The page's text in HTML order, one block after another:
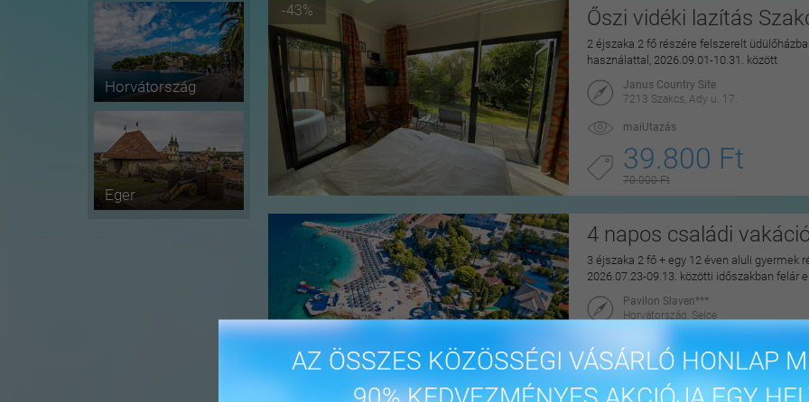
AZ ÖSSZES KÖZÖSSÉGI VÁSÁRLÓ HONLAP
Horvátország
Eger
-43% Őszi vidéki lazítás
2 éjszaka 2 fő részére felszerelt
használattal, 2026.09.01-10.31. között
Janus Country Site
7213 Szakcs, Ady u. 17.
maiUtazás
39.800 Ft
70.000 Ft
4 napos családi
3 éjszaka 2 fő + egy 12 éven aluli gyermek
2026.07.23-09.13. közötti időszakban felár
Pavilon Slaven***
Horvátország, Selce
144.900 Ft